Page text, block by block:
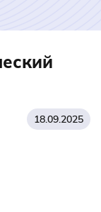
18.09.2025